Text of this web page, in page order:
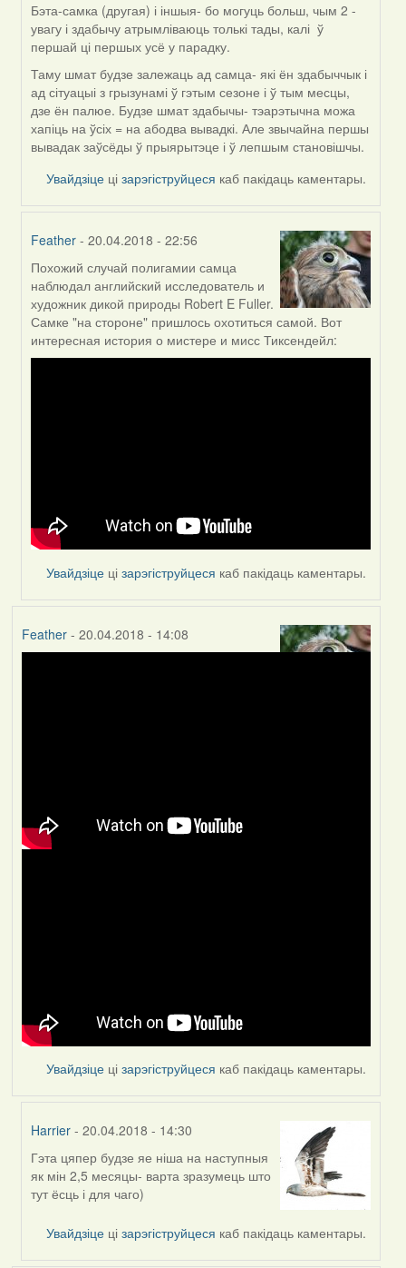
(госць)
Бэта-самка (другая) і іншыя- бо могуць больш, чым 2 -
увагу і здабычу атрымліваюць толькі тады, калі ў
першай ці першых усё у парадку.
Таму шмат будзе залежаць ад самца- які ён здабыччык і
ад сітуацыі з грызунамі ў гэтым сезоне і ў тым месцы,
дзе ён палюе. Будзе шмат здабычы- тэарэтычна можа
хапіць на ўсіх = на абодва вывадкі. Але звычайна першы
вывадак заўсёды ў прыярытэце і ў лепшым становішчы.
Увайдзіце цізарэгіструйцеся каб пакідаць каментары.
Feather - 20.04.2018 - 22:56
In
reply
to
by
Сэльма
Похожий случай полигамии самца
наблюдал английский исследователь и
художник дикой природы Robert E Fuller.
Самке "на стороне" пришлось охотиться самой. Вот
интересная история о мистере и мисс Тиксендейл:
Увайдзіце цізарэгіструйцеся каб пакідаць каментары.
Feather- 20.04.2018 - 14:08
Увайдзіце цізарэгіструйцеся каб пакідаць каментары.
Harrier - 20.04.2018 - 14:30
In
reply
to
Feather
Гэта цяпер будзе яе ніша на наступныя
як мін 2,5 месяцы- варта зразумець што
тут ёсць і для чаго)
Увайдзіце цізарэгіструйцеся каб пакідаць каментары.